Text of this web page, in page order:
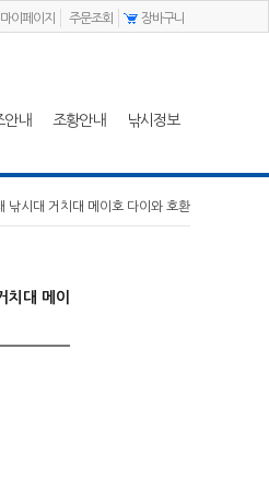
마이페이지 주문조회 장바구니
안내 조황안내 낚시정보
낚시대 거치대 메이호 다이와 호환
치대 메이